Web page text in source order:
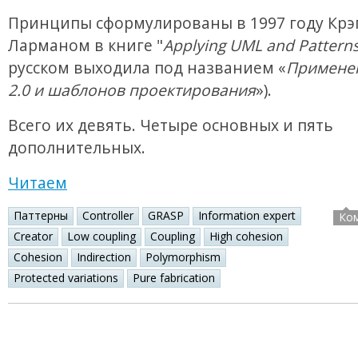
Принципы сформулированы в 1997 году
Ларманом в книге "Applying UML and
русском выходила под названием «
2.0 и шаблонов проектирования»).
Всего их девять. Четыре основных и пять
дополнительных.
Читаем
Паттерны Controller GRASP
Information expert
Creator
Low coupling Coupling
High cohesion
Cohesion
Indirection
Polymorphism
Protected variations
Pure fabrication